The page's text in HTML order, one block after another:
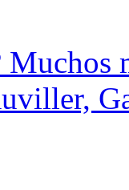
Muchos